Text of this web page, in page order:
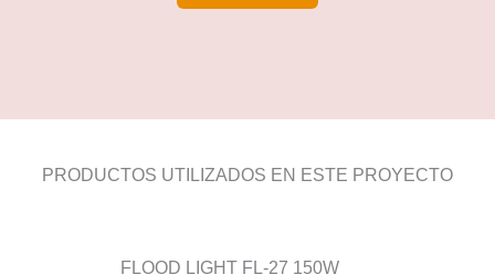
PRODUCTOS UTILIZADOS EN ESTE PROYECTO
FLOOD LIGHT FL-27 150W